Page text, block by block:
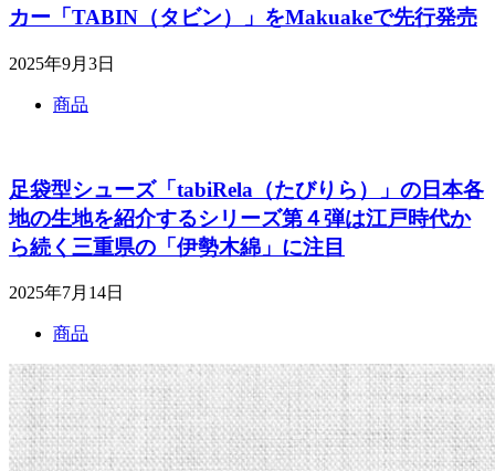
カー「TABIN（タビン）」をMakuakeで先行発売
2025年9月3日
商品
足袋型シューズ「tabiRela（たびりら）」の日本各
地の生地を紹介するシリーズ第４弾は江戸時代か
ら続く三重県の「伊勢木綿」に注目
2025年7月14日
商品